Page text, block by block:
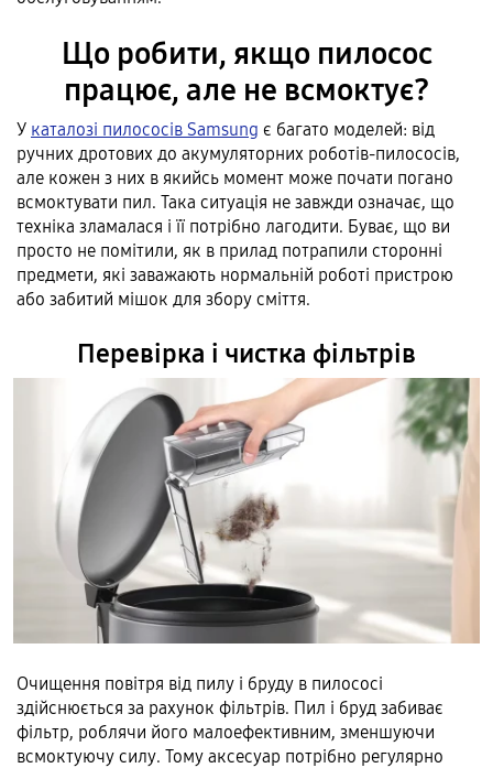
Що робити, якщо пилосос
працює, але не всмоктує?
У каталозі пилососів Samsung є багато моделей: від
ручних дротових до акумуляторних роботів-пилососів,
але кожен з них в якийсь момент може почати погано
всмоктувати пил. Така ситуація не завжди означає, що
техніка зламалася і її потрібно лагодити. Буває, що ви
просто не помітили, як в прилад потрапили сторонні
предмети, які заважають нормальній роботі пристрою
або забитий мішок для збору сміття.
Перевірка і чистка фільтрів
Очищення повітря від пилу і бруду в пилососі
здійснюється за рахунок фільтрів. Пил і бруд забиває
фільтр, роблячи його малоефективним, зменшуючи
всмоктуючу силу. Тому аксесуар потрібно регулярно